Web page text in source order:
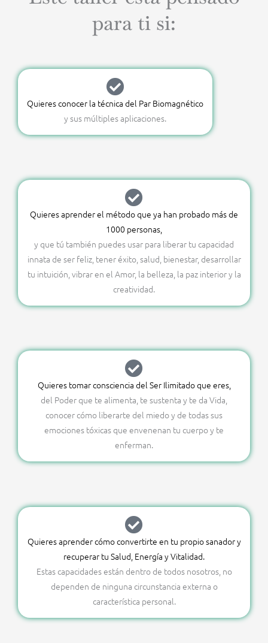
para ti si:
Quieres conocer la técnica del Par Biomagnético
y sus múltiples aplicaciones.
Quieres aprender el método que ya han probado más de
1000 personas,
y que tú también puedes usar para liberar tu capacidad
innata de ser feliz, tener éxito, salud, bienestar, desarrollar
tu intuición, vibrar en el Amor, la belleza, la paz interior y la
creatividad.
Quieres tomar consciencia del Ser Ilimitado que eres,
del Poder que te alimenta, te sustenta y te da Vida,
conocer cómo liberarte del miedo y de todas sus
emociones tóxicas que envenenan tu cuerpo y te
enferman.
Quieres aprender cómo convertirte en tu propio sanador y
recuperar tu Salud, Energía y Vitalidad.
Estas capacidades están dentro de todos nosotros, no
dependen de ninguna circunstancia externa o
característica personal.